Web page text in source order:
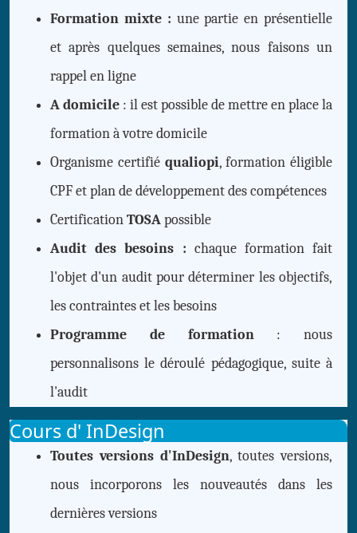
Formation mixte : une partie en présentielle
et après quelques semaines, nous faisons un
rappel en ligne
A domicile: il est possible de mettre en place la
formation à votre domicile
Organisme certifié qualiopi, formation éligible
CPF et plan de développement des compétences
CertificationTOSApossible
Audit des besoins : chaque formation fait
l'objet d'un audit pour déterminer les objectifs,
les contraintes et les besoins
Programme de formation: nous
personnalisons le déroulé pédagogique, suite à
l'audit
Cours d' InDesign
Toutes versions d'InDesign, toutes versions,
nous incorporons les nouveautés dans les
dernières versions